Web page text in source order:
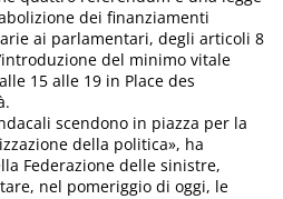
dei finanziamenti
ai parlamentari, degli articoli 8
del minimo vitale
15 alle 19 in Place des
scendono in piazza per la
della politica», ha
Federazione delle sinistre,
nel pomeriggio di oggi, le